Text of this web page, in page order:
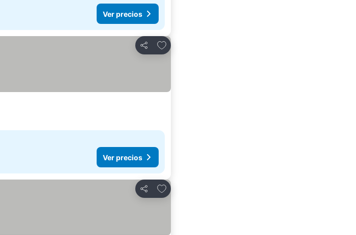
Ver precios
Compartir
Añadir a favoritos
Ver precios
Compartir
Añadir a favoritos